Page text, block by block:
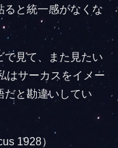
ると統一感がなくな
で見て、また見たい
はサーカスをイメー
だと勘違いしてい
1928）